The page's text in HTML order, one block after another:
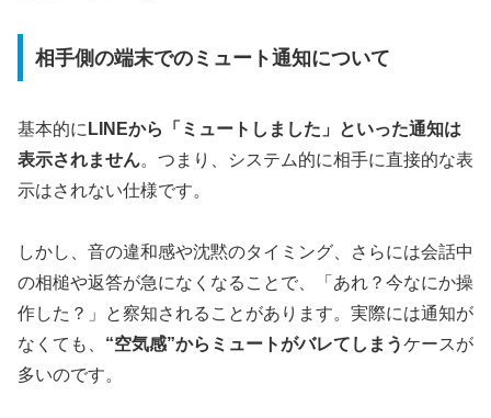
相手側の端末でのミュート通知について
基本的に LINEから「ミュートしました」といった通知は
表示されません。つまり、システム的に相手に直接的な表
示はされない仕様です。
しかし、音の違和感や沈黙のタイミング、さらには会話中
の相槌や返答が急になくなることで、「あれ？今なにか操
作した？」と察知されることがあります。実際には通知が
なくても、 “空気感”からミュートがバレてしまうケースが
多いのです。